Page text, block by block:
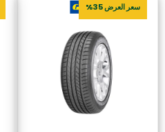
سعر العرض 35%